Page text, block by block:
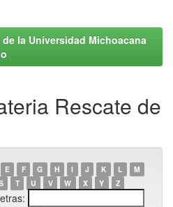
la Universidad Michoacana
Rescate de
E F G H I J K L
M
T U V W X Y Z